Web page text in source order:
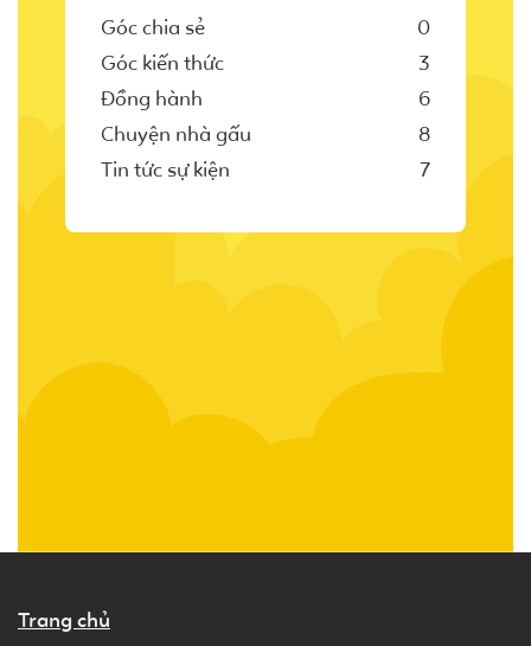
Góc chia sẻ
0
Góc kiến thức
3
Đồng hành
6
Chuyện nhà gấu
8
Tin tức sự kiện
7
Trang chủ